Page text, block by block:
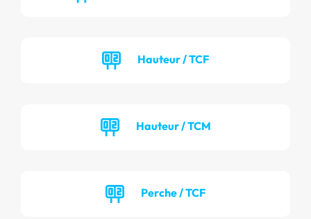
Hauteur / TCF
Hauteur / TCM
Perche / TCF